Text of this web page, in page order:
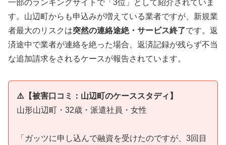
一部のランキングサイトで「3位」として紹介されていま
す。山辺町からも申込みが増えている業者ですが、新規業
者最大のリスクは突然の連絡途絶・サービス終了です。返
済途中で業者が連絡を絶った場合、返済記録が残らず不当
な追加請求をされるケースが報告されています。
⚠️【被害口コミ：山辺町のケーススタディ】
山形山辺町・32歳・派遣社員・女性
「ガッツに申し込んで融資を受けたのですが、3回目